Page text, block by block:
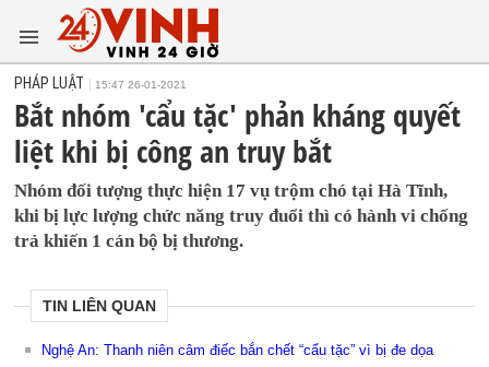
PHÁP LUẬT 15:47 26-01-2021
Bắt nhóm 'cẩu tặc' phản kháng quyết
liệt khi bị công an truy bắt
Nhóm đối tượng thực hiện 17 vụ trộm chó tại Hà Tĩnh,
khi bị lực lượng chức năng truy đuổi thì có hành vi chống
trả khiến 1 cán bộ bị thương.
TIN LIÊN QUAN
Nghệ An: Thanh niên câm điếc bắn chết “cẩu tặc” vì bị đe dọa